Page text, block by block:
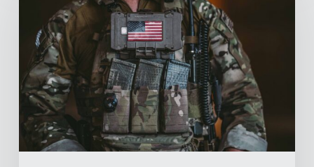
surpression
souffle
(BOP)
et
le
rôle